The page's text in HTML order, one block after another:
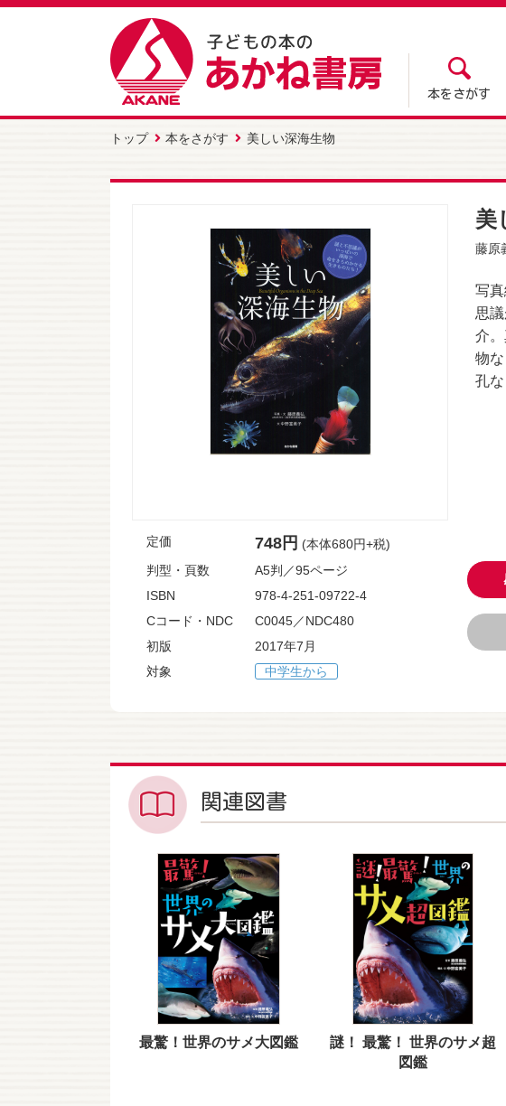
本をさがす
トップ 本をさがす 美しい深海生物
美
藤原
写
思
介
物
孔
定価 748円 (本体680円+税)
判型・頁数
A5判／95ページ
ISBN
978-4-251-09722-4
Cコード・NDC
C0045／NDC480
初版
2017年7月
対象
中学生から
関連図書
最驚！世界のサメ大図鑑
謎！ 最驚！ 世界のサメ超
図鑑